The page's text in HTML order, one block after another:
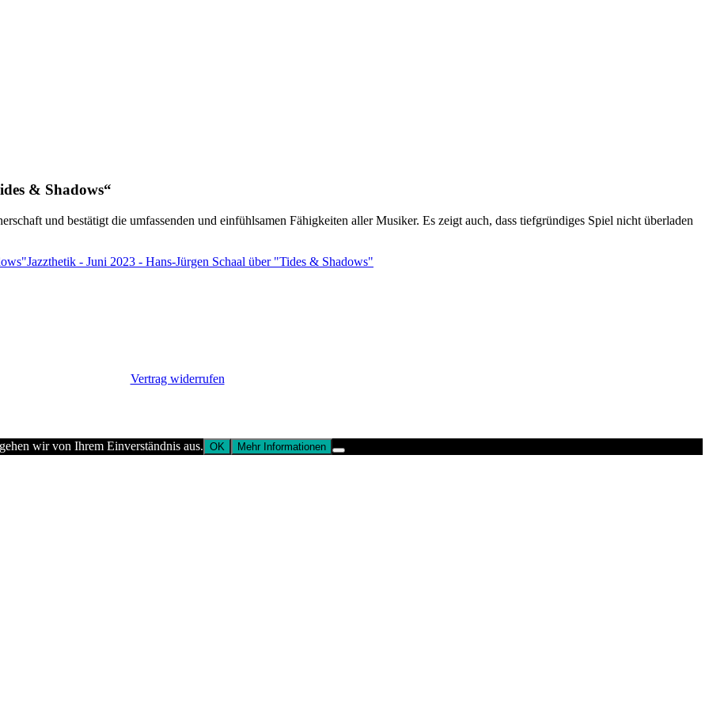
& Shadows“
und bestätigt die umfassenden und einfühlsamen Fähigkeiten aller Musiker. Es zeigt auch, dass tiefgründiges Spiel nicht überladen
Jazzthetik - Juni 2023 - Hans-Jürgen Schaal über "Tides & Shadows"
Vertrag widerrufen
wir von Ihrem Einverständnis aus. OK Mehr Informationen